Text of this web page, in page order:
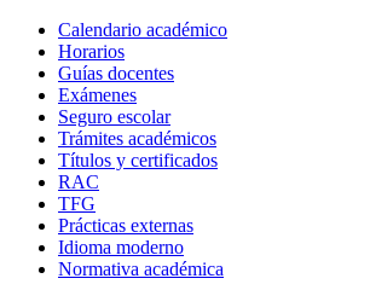
Calendario académico
Horarios
Guías docentes
Exámenes
Seguro escolar
Trámites académicos
Títulos y certificados
RAC
TFG
Prácticas externas
Idioma moderno
Normativa académica